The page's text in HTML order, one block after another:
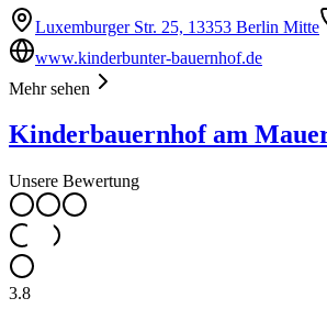
Luxemburger Str. 25, 13353 Berlin Mitte
www.kinderbunter-bauernhof.de
Mehr sehen
Kinderbauernhof am
Unsere Bewertung
3.8